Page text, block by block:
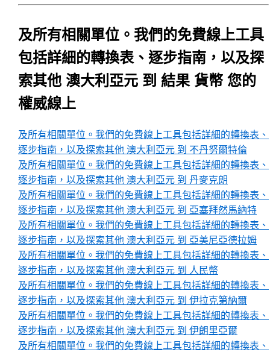
及所有相關單位。我們的免費線上工具
包括詳細的轉換表、逐步指南，以及探
索其他 澳大利亞元 到 結果 貨幣 您的
權威線上
及所有相關單位。我們的免費線上工具包括詳細的轉換表、
逐步指南，以及探索其他 澳大利亞元 到 不丹努爾特倫
及所有相關單位。我們的免費線上工具包括詳細的轉換表、
逐步指南，以及探索其他 澳大利亞元 到 丹麥克朗
及所有相關單位。我們的免費線上工具包括詳細的轉換表、
逐步指南，以及探索其他 澳大利亞元 到 亞塞拜然馬納特
及所有相關單位。我們的免費線上工具包括詳細的轉換表、
逐步指南，以及探索其他 澳大利亞元 到 亞美尼亞德拉姆
及所有相關單位。我們的免費線上工具包括詳細的轉換表、
逐步指南，以及探索其他 澳大利亞元 到 人民幣
及所有相關單位。我們的免費線上工具包括詳細的轉換表、
逐步指南，以及探索其他 澳大利亞元 到 伊拉克第納爾
及所有相關單位。我們的免費線上工具包括詳細的轉換表、
逐步指南，以及探索其他 澳大利亞元 到 伊朗里亞爾
及所有相關單位。我們的免費線上工具包括詳細的轉換表、